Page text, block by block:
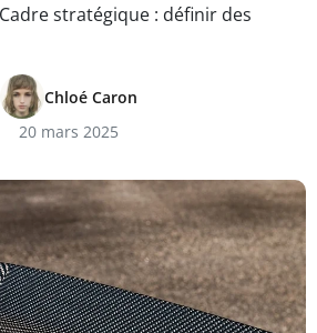
stratégique : définir des
Chloé Caron
20 mars 2025